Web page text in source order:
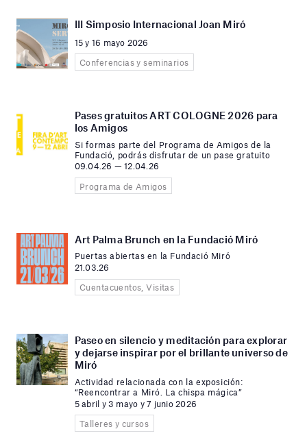
III Simposio Internacional Joan Miró
15 y 16 mayo 2026
Conferencias y seminarios
Pases gratuitos ART COLOGNE 2026 para
los Amigos
Si formas parte del Programa de Amigos de la
Fundació, podrás disfrutar de un pase gratuito
09.04.26 — 12.04.26
Programa de Amigos
Art Palma Brunch en la Fundació Miró
Puertas abiertas en la Fundació Miró
21.03.26
Cuentacuentos, Visitas
Paseo en silencio y meditación para explorar
y dejarse inspirar por el brillante universo de
Miró
Actividad relacionada con la exposición:
“Reencontrar a Miró. La chispa mágica”
5 abril y 3 mayo y 7 junio 2026
Talleres y cursos